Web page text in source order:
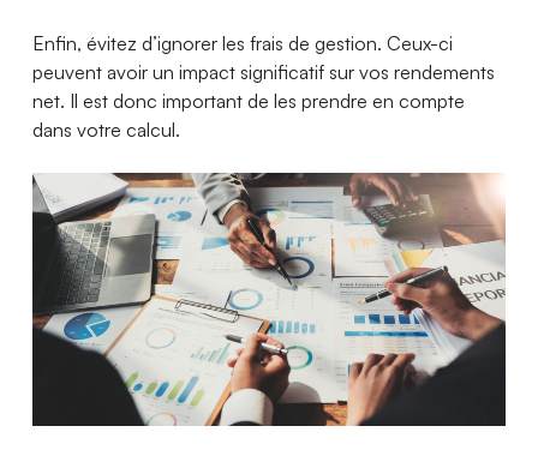
Enfin, évitez d’ignorer les frais de gestion. Ceux-ci
peuvent avoir un impact significatif sur vos rendements
net. Il est donc important de les prendre en compte
dans votre calcul.